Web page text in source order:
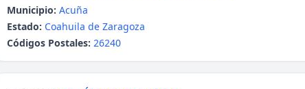
Municipio: Acuña
Estado: Coahuila de Zaragoza
Códigos Postales: 26240